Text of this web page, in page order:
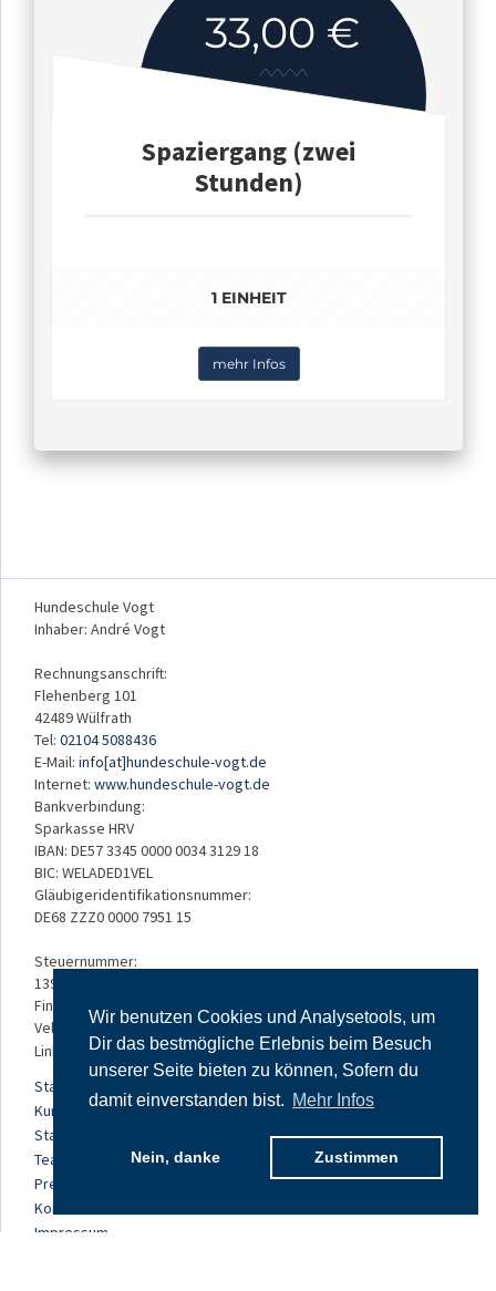
Wir benutzen Cookies und Analysetools, um
Dir das bestmögliche Erlebnis beim Besuch
unserer Seite bieten zu können, Sofern du
damit einverstanden bist. Mehr Infos
Nein, danke Zustimmen
33,00 €
Spaziergang (zwei
Stunden)
1 EINHEIT
mehr Infos
Hundeschule Vogt
Inhaber: André Vogt
Rechnungsanschrift:
Flehenberg 101
42489 Wülfrath
Tel: 02104 5088436
E-Mail: info[at]hundeschule-vogt.de
Internet: www.hundeschule-vogt.de
Bankverbindung:
Sparkasse HRV
IBAN: DE57 3345 0000 0034 3129 18
BIC: WELADED1VEL
Gläubigeridentifikationsnummer:
DE68 ZZZ0 0000 7951 15
Steuernummer:
139/5234/3050
Finanzamt:
Velbert
Links:
Startseite
Kursangebot
Standorte
Team
Preise
Kontakt
Impressum